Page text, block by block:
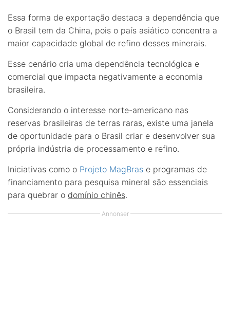
Essa forma de exportação destaca a dependência que
o Brasil tem da China, pois o país asiático concentra a
maior capacidade global de refino desses minerais.
Esse cenário cria uma dependência tecnológica e
comercial que impacta negativamente a economia
brasileira.
Considerando o interesse norte-americano nas
reservas brasileiras de terras raras, existe uma janela
de oportunidade para o Brasil criar e desenvolver sua
própria indústria de processamento e refino.
Iniciativas como o Projeto MagBras e programas de
financiamento para pesquisa mineral são essenciais
para quebrar o domínio chinês.
Annonser